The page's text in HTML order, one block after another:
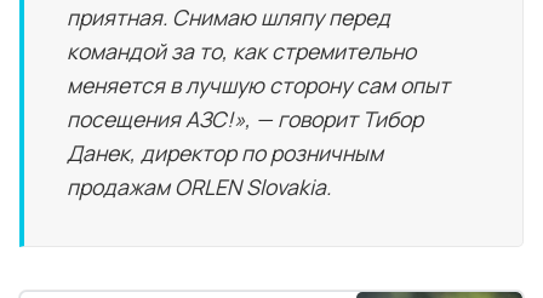
приятная. Снимаю шляпу перед
командой за то, как стремительно
меняется в лучшую сторону сам опыт
посещения АЗС!», — говорит Тибор
Данек, директор по розничным
продажам ORLEN Slovakia.